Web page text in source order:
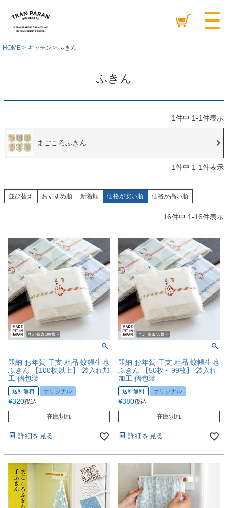
HOME キッチン ふきん
ふきん
1件中 1-1件表示
まごころふきん
1件中 1-1件表示
並び替え おすすめ順 新着順 価格が安い順 価格が高い順
16件中 1-16件表示
即納 お年賀 干支 粗品 蚊帳生地
ふきん 【100枚以上】 袋入れ加
工 個包装
送料無料 オリジナル
¥320税込
在庫切れ
詳細を見る
即納 お年賀 干支 粗品 蚊帳生地
ふきん 【50枚～99枚】 袋入れ
加工 個包装
送料無料 オリジナル
¥380税込
在庫切れ
詳細を見る